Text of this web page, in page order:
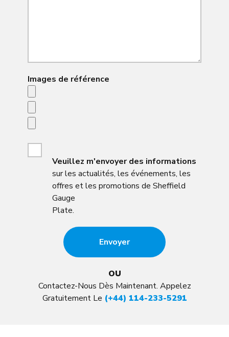
Images de référence
Veuillez m'envoyer des informations
sur les actualités, les événements, les
offres et les promotions de Sheffield
Gauge
Plate.
OU
Contactez-Nous Dès Maintenant. Appelez
Gratuitement Le (+44) 114-233-5291